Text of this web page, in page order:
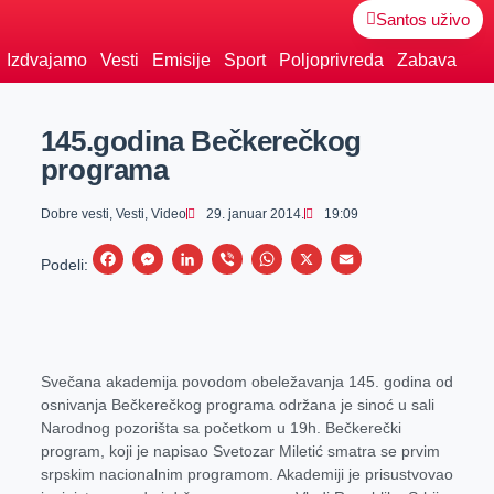
Santos uživo
Izdvajamo Vesti Emisije Sport Poljoprivreda Zabava
145.godina Bečkerečkog
programa
Dobre vesti, Vesti, Video 29. januar 2014. 19:09
Podeli:
F
b
o
o
k
M
e
n
e
L
e
d
n
V
r
W
s
A
p
p
X
E
l
Svečana akademija povodom obeležavanja 145. godina od
osnivanja Bečkerečkog programa održana je sinoć u sali
Narodnog pozorišta sa početkom u 19h. Bečkerečki
program, koji je napisao Svetozar Miletić smatra se prvim
srpskim nacionalnim programom. Akademiji je prisustvovao